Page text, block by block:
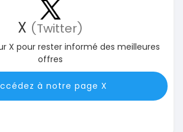
X (Twitter)
X pour rester informé des meilleures
offres
à notre page X